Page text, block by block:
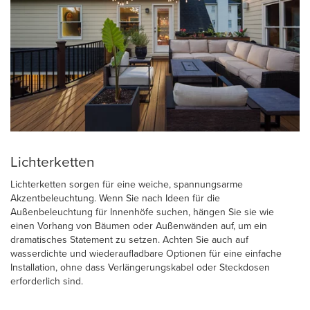
Lichterketten
Lichterketten sorgen für eine weiche, spannungsarme
Akzentbeleuchtung. Wenn Sie nach Ideen für die
Außenbeleuchtung für Innenhöfe suchen, hängen Sie sie wie
einen Vorhang von Bäumen oder Außenwänden auf, um ein
dramatisches Statement zu setzen. Achten Sie auch auf
wasserdichte und wiederaufladbare Optionen für eine einfache
Installation, ohne dass Verlängerungskabel oder Steckdosen
erforderlich sind.